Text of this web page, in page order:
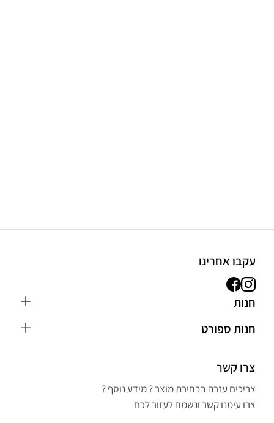
עקבו אחרינו
חנות
חליפת קראטה
ציוד אירובי וכושר
חנות ספורט
חנות ספורט בראשון לציון
אפשרויות משלוח ותשלום
הצהרת נגישות
צרו קשר
צריכים עזרה בבחירת מוצר ? מידע נוסף ?
צרו עימנו קשר ונשמח לעזור לכם